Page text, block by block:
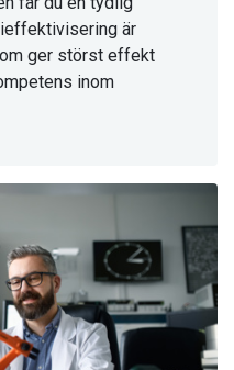
är
ger störst effekt
inom